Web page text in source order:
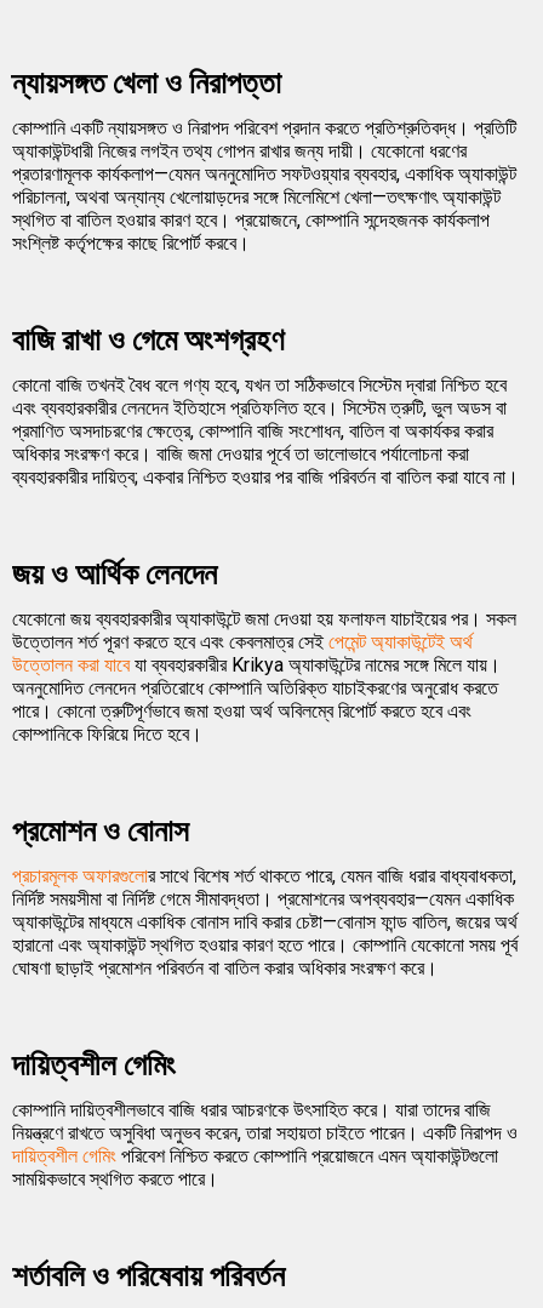
ন্যায়সঙ্গত খেলা ও নিরাপত্তা
কোম্পানি একটি ন্যায়সঙ্গত ও নিরাপদ পরিবেশ প্রদান করতে প্রতিশ্রুতিবদ্ধ। প্রতিটি
অ্যাকাউন্টধারী নিজের লগইন তথ্য গোপন রাখার জন্য দায়ী। যেকোনো ধরণের
প্রতারণামূলক কার্যকলাপ—যেমন অননুমোদিত সফটওয়্যার ব্যবহার, একাধিক অ্যাকাউন্ট
পরিচালনা, অথবা অন্যান্য খেলোয়াড়দের সঙ্গে মিলেমিশে খেলা—তৎক্ষণাৎ অ্যাকাউন্ট
স্থগিত বা বাতিল হওয়ার কারণ হবে। প্রয়োজনে, কোম্পানি সন্দেহজনক কার্যকলাপ
সংশ্লিষ্ট কর্তৃপক্ষের কাছে রিপোর্ট করবে।
বাজি রাখা ও গেমে অংশগ্রহণ
কোনো বাজি তখনই বৈধ বলে গণ্য হবে, যখন তা সঠিকভাবে সিস্টেম দ্বারা নিশ্চিত হবে
এবং ব্যবহারকারীর লেনদেন ইতিহাসে প্রতিফলিত হবে। সিস্টেম ত্রুটি, ভুল অডস বা
প্রমাণিত অসদাচরণের ক্ষেত্রে, কোম্পানি বাজি সংশোধন, বাতিল বা অকার্যকর করার
অধিকার সংরক্ষণ করে। বাজি জমা দেওয়ার পূর্বে তা ভালোভাবে পর্যালোচনা করা
ব্যবহারকারীর দায়িত্ব; একবার নিশ্চিত হওয়ার পর বাজি পরিবর্তন বা বাতিল করা যাবে না।
জয় ও আর্থিক লেনদেন
যেকোনো জয় ব্যবহারকারীর অ্যাকাউন্টে জমা দেওয়া হয় ফলাফল যাচাইয়ের পর। সকল
উত্তোলন শর্ত পূরণ করতে হবে এবং কেবলমাত্র সেই পেমেন্ট অ্যাকাউন্টেই অর্থ
উত্তোলন করা যাবেযা ব্যবহারকারীর Krikya অ্যাকাউন্টের নামের সঙ্গে মিলে যায়।
অননুমোদিত লেনদেন প্রতিরোধে কোম্পানি অতিরিক্ত যাচাইকরণের অনুরোধ করতে
পারে। কোনো ত্রুটিপূর্ণভাবে জমা হওয়া অর্থ অবিলম্বে রিপোর্ট করতে হবে এবং
কোম্পানিকে ফিরিয়ে দিতে হবে।
প্রমোশন ও বোনাস
প্রচারমূলক অফারগুলোর সাথে বিশেষ শর্ত থাকতে পারে, যেমন বাজি ধরার বাধ্যবাধকতা,
নির্দিষ্ট সময়সীমা বা নির্দিষ্ট গেমে সীমাবদ্ধতা। প্রমোশনের অপব্যবহার—যেমন একাধিক
অ্যাকাউন্টের মাধ্যমে একাধিক বোনাস দাবি করার চেষ্টা—বোনাস ফান্ড বাতিল, জয়ের অর্থ
হারানো এবং অ্যাকাউন্ট স্থগিত হওয়ার কারণ হতে পারে। কোম্পানি যেকোনো সময় পূর্ব
ঘোষণা ছাড়াই প্রমোশন পরিবর্তন বা বাতিল করার অধিকার সংরক্ষণ করে।
দায়িত্বশীল গেমিং
কোম্পানি দায়িত্বশীলভাবে বাজি ধরার আচরণকে উৎসাহিত করে। যারা তাদের বাজি
নিয়ন্ত্রণে রাখতে অসুবিধা অনুভব করেন, তারা সহায়তা চাইতে পারেন। একটি নিরাপদ ও
দায়িত্বশীল গেমিং পরিবেশ নিশ্চিত করতে কোম্পানি প্রয়োজনে এমন অ্যাকাউন্টগুলো
সাময়িকভাবে স্থগিত করতে পারে।
শর্তাবলি ও পরিষেবায় পরিবর্তন